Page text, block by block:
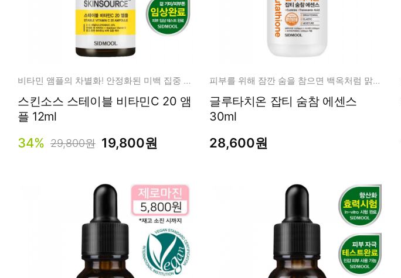
비타민 앰플의 차별화! 안정화된 미백 집중 케어
스킨소스 스테이블 비타민C 20 앰
플 12ml
34% 29,800원 19,800원
피부를 위해 잠깐 숨을 참으면 백옥처럼 맑고 밝고 깨끗!
글루타치온 잡티 숨참 에센스
30ml
28,600원